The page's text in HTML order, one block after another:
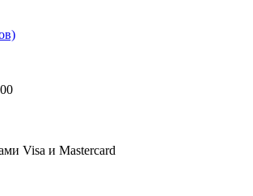
Visa и Mastercard